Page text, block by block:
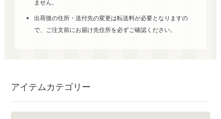
ません。
出荷後の住所・送付先の変更は転送料が必要となりますの
で、ご注文前にお届け先住所を必ずご確認ください。
アイテムカテゴリー